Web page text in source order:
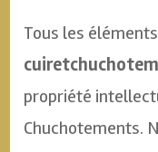
Tous les
propriété
Chuchotements.